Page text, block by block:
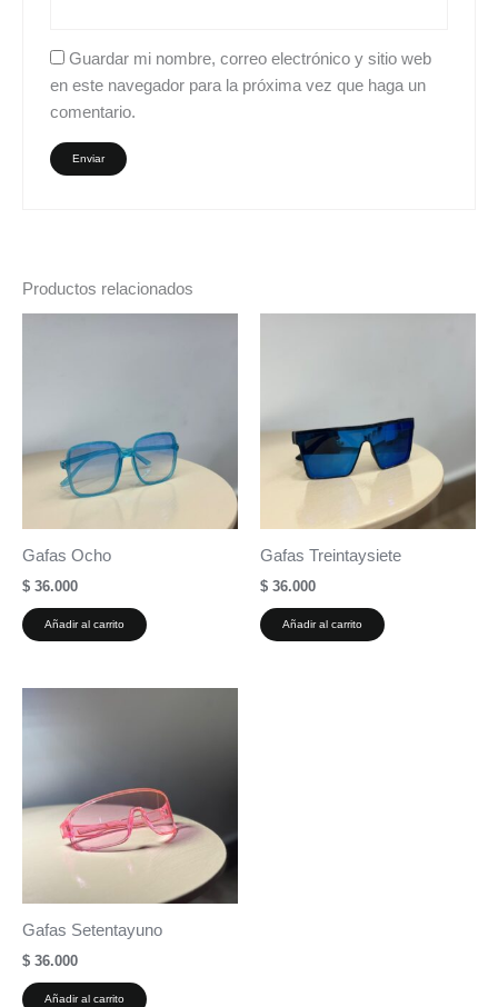
Guardar mi nombre, correo electrónico y sitio web
en este navegador para la próxima vez que haga un
comentario.
Productos relacionados
Gafas Ocho
$ 36.000
Añadir al carrito
Gafas Treintaysiete
$ 36.000
Añadir al carrito
Gafas Setentayuno
$ 36.000
Añadir al carrito